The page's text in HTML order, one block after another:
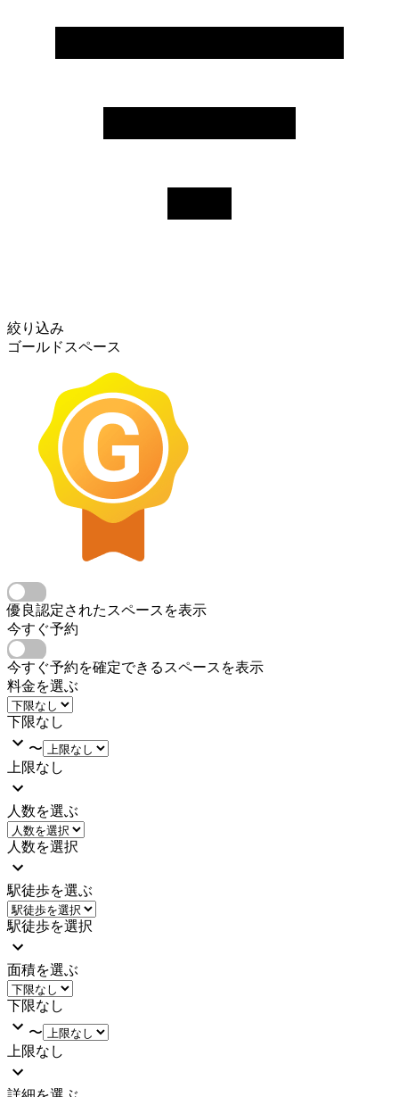
絞り込み
ゴールドスペース
優良認定されたスペースを表示
今すぐ予約
今すぐ予約を確定できるスペースを表示
料金を選ぶ
下限なし
〜
上限なし
人数を選ぶ
人数を選択
駅徒歩を選ぶ
駅徒歩を選択
面積を選ぶ
下限なし
〜
上限なし